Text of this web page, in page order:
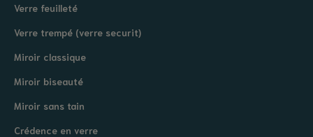
Verre feuilleté
Verre trempé (verre securit)
Miroir classique
Miroir biseauté
Miroir sans tain
Crédence en verre